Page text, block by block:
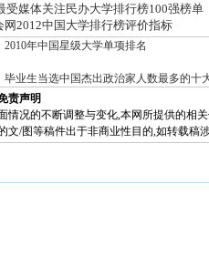
受媒体关注民办大学排行榜100强榜单
网2012中国大学排行榜评价指标
2010年中国星级大学单项排名
毕业生当选中国杰出政治家人数最多的十
责声明
情况的不断调整与变化,本网所提供的相
文/图等稿件出于非商业性目的,如转载稿